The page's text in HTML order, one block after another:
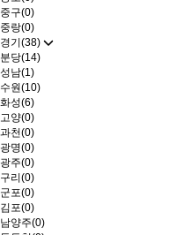
중구(0)
중랑(0)
경기(38)
분당(14)
성남(1)
수원(10)
화성(6)
고양(0)
과천(0)
광명(0)
광주(0)
구리(0)
군포(0)
김포(0)
남양주(0)